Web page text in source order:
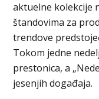
aktuelne kolekcije
štandovima za
trendove
Tokom jedne
prestonica, a
jesenjih događaja.